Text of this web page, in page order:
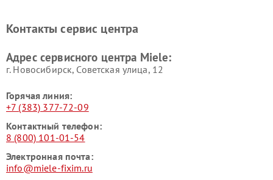
Miele
Miele
пылесосов Miele
Контакты сервис центра
Адрес сервисного центра Miele:
г. Новосибирск, Советская улица, 12
Горячая линия:
+7 (383) 377-72-09
Контактный телефон:
8 (800) 101-01-54
Электронная почта:
info@miele-fixim.ru